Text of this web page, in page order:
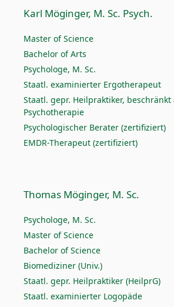
Karl Möginger, M. Sc. Psych.
Master of Science
Bachelor of Arts
Psychologe, M. Sc.
Staatl. examinierter Ergotherapeut
Staatl. gepr. Heilpraktiker, beschränkt
Psychotherapie
Psychologischer Berater (zertifiziert)
EMDR-Therapeut (zertifiziert)
Thomas Möginger, M. Sc.
Psychologe, M. Sc.
Master of Science
Bachelor of Science
Biomediziner (Univ.)
Staatl. gepr. Heilpraktiker (HeilprG)
Staatl. examinierter Logopäde